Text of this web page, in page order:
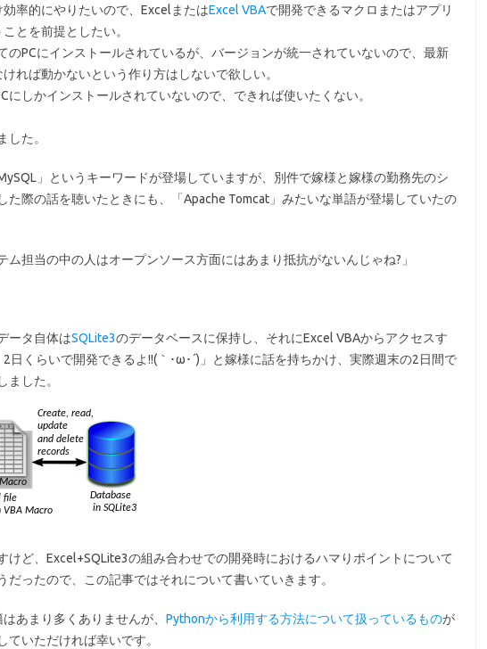
効率的にやりたいので、ExcelまたはExcel VBAで開発できるマクロまたはアプリ
とを前提としたい。
のPCにインストールされているが、バージョンが統一されていないので、最新
れば動かないという作り方はしないで欲しい。
にしかインストールされていないので、できれば使いたくない。
した。
」というキーワードが登場していますが、別件で嫁様と嫁様の勤務先のシ
た際の話を聴いたときにも、「Apache Tomcat」みたいな単語が登場していたの
ム担当の中の人はオープンソース方面にはあまり抵抗がないんじゃね?」
ータ自体はSQLite3のデータベースに保持し、それにExcel VBAからアクセスす
日くらいで開発できるよ!!(｀･ω･´)」と嫁様に話を持ちかけ、実際週末の2日間で
ました。
けど、Excel+SQLite3の組み合わせでの開発時におけるハマりポイントについて
だったので、この記事ではそれについて書いていきます。
あまり多くありませんが、 Pythonから利用する方法について扱っているものが
ていただければ幸いです。